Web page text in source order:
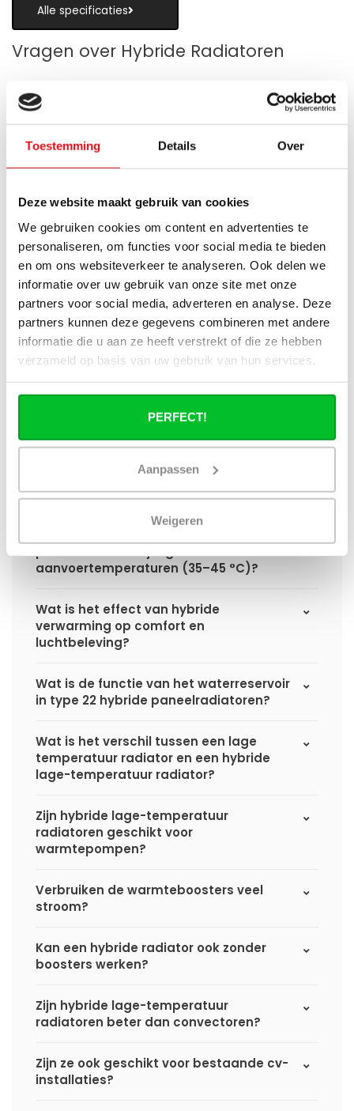
Toestemming Details Over
Deze website maakt gebruik van cookies
We gebruiken cookies om content en advertenties te
personaliseren, om functies voor social media te bieden
en om ons websiteverkeer te analyseren. Ook delen we
informatie over uw gebruik van onze site met onze
partners voor social media, adverteren en analyse. Deze
partners kunnen deze gegevens combineren met andere
informatie die u aan ze heeft verstrekt of die ze hebben
verzameld op basis van uw gebruik van hun services.
PERFECT!
Aanpassen
Weigeren
Alle specificaties
Vragen over Hybride Radiatoren
Is een hybride paneelradiator geschikt
als alternatief voor vloerverwarming?
Wanneer zijn de warmteboosters het
meest nuttig?
Wat is technisch gezien een hybride
paneelradiator?
Hoe verschilt de warmteafgifte van een
hybride paneelradiator ten opzichte van
een standaard paneelradiator?
warmteboosters ten opzichte van losse
radiatorventilatoren?
Waarom is een hybride paneelradiator
technisch geen convector?
paneelradiator bij lage
aanvoertemperaturen (35–45 °C)?
Wat is het effect van hybride
verwarming op comfort en
luchtbeleving?
Wat is de functie van het waterreservoir
in type 22 hybride paneelradiatoren?
Wat is het verschil tussen een lage
temperatuur radiator en een hybride
lage-temperatuur radiator?
Zijn hybride lage-temperatuur
radiatoren geschikt voor
warmtepompen?
Verbruiken de warmteboosters veel
stroom?
Kan een hybride radiator ook zonder
boosters werken?
Zijn hybride lage-temperatuur
radiatoren beter dan convectoren?
Zijn ze ook geschikt voor bestaande cv-
installaties?